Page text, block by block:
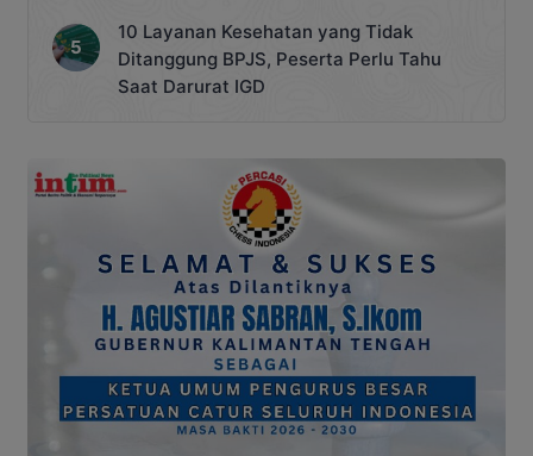
10 Layanan Kesehatan yang Tidak
Ditanggung BPJS, Peserta Perlu Tahu
Saat Darurat IGD